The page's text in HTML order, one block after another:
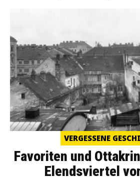
VERGESSENE
Favoriten und
Elendsviertel